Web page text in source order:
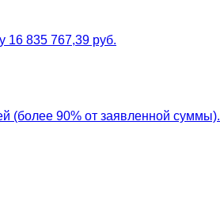
16 835 767,39 руб.
(более 90% от заявленной суммы).